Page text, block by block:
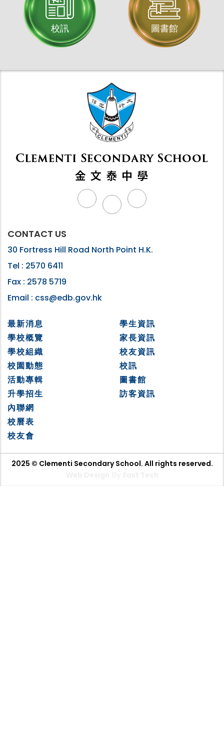
校訊 圖書館
CONTACT US
30 Fortress Hill Road North Point H.K.
Tel : 2570 6411
Fax : 2578 5719
Email : css@edb.gov.hk
最新消息
學校概覽
學校組織
校園動態
活動專輯
升學招生
學生資訊
家長資訊
校友資訊
校訊
圖書館
訪客資訊
內聯網
校曆表
校友會
2025 © Clementi Secondary School. All rights reserved.